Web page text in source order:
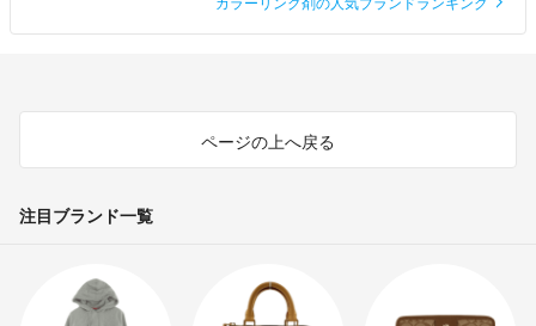
ページの上へ戻る
注目ブランド一覧